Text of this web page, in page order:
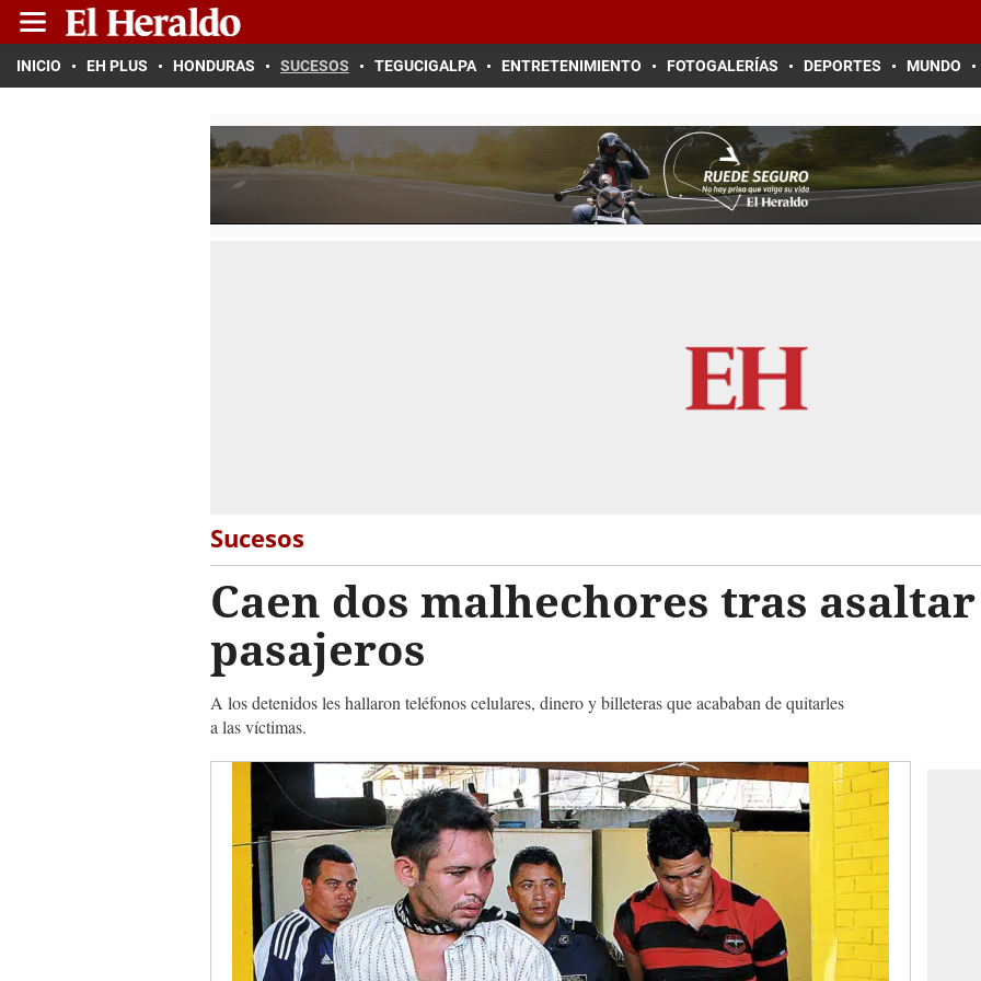
INICIO EH PLUS HONDURAS SUCESOS TEGUCIGALPA ENTRETENIMIENTO FOTOGALERÍAS DEPORTES MUNDO
Sucesos
Caen dos malhechores tras asaltar
pasajeros
A los detenidos les hallaron teléfonos celulares, dinero y billeteras que acababan de quitarles
a las víctimas.